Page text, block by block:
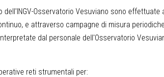
dell'INGV-Osservatorio Vesuviano sono
e attraverso campagne di misura
dal personale dell'Osservatorio
reti strumentali per: